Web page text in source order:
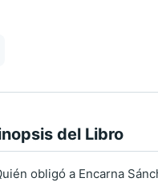
del Libro
obligó a Encarna